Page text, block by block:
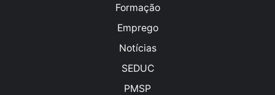
Formação
Emprego
Notícias
SEDUC
PMSP